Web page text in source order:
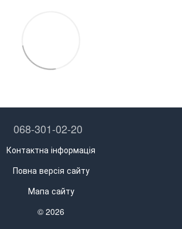
068-301-02-20
Контактна інформація
Повна версія сайту
Мапа сайту
© 2026